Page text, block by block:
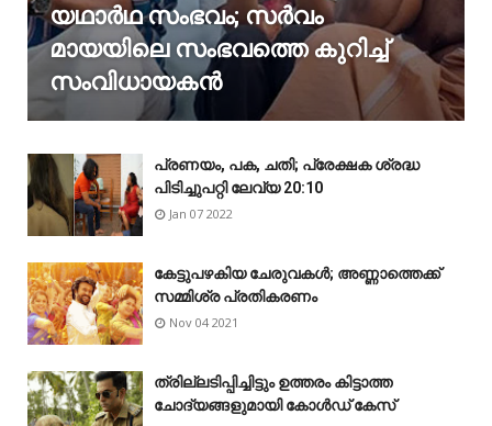
യഥാർഥ സംഭവം; സർവം
മായയിലെ സംഭവത്തെ കുറിച്ച്
സംവിധായകൻ
പ്രണയം, പക, ചതി; പ്രേക്ഷക ശ്രദ്ധ
പിടിച്ചുപറ്റി ലേവ്യ 20:10
Jan 07 2022
കേട്ടുപഴകിയ ചേരുവകൾ; അണ്ണാത്തെക്ക്
സമ്മിശ്ര പ്രതികരണം
Nov 04 2021
ത്രില്ലടിപ്പിച്ചിട്ടും ഉത്തരം കിട്ടാത്ത
ചോദ്യങ്ങളുമായി കോൾഡ് കേസ്